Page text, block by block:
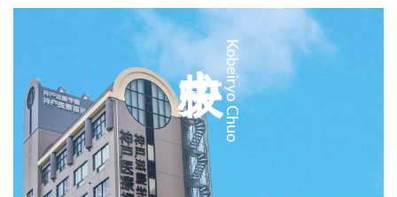
Kobeiryo Chuo